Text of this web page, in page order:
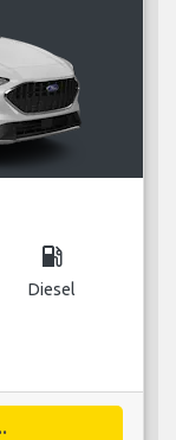
local_gas_station
Diesel